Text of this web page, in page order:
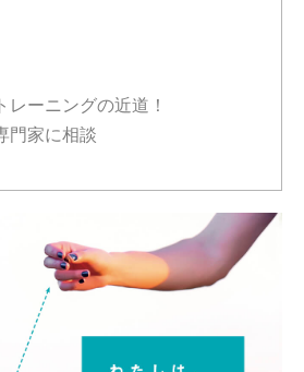
レーニングの近道！
門家に相談